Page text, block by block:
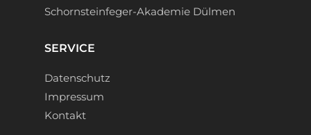
Schornsteinfeger-Akademie Dülmen
SERVICE
Datenschutz
Impressum
Kontakt